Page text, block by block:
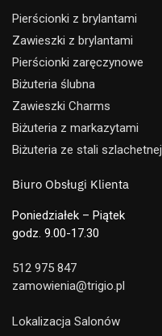
Pierścionki z brylantami
Zawieszki z brylantami
Pierścionki zaręczynowe
Biżuteria ślubna
Zawieszki Charms
Biżuteria z markazytami
Biżuteria ze stali szlachetnej
Biuro Obsługi Klienta
Poniedziałek – Piątek
godz. 9.00-17.30
512 975 847
zamowienia@trigio.pl
Lokalizacja Salonów